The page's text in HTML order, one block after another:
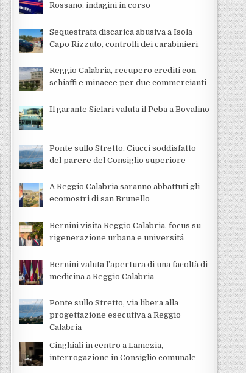
Rossano, indagini in corso
Sequestrata discarica abusiva a Isola
Capo Rizzuto, controlli dei carabinieri
Reggio Calabria, recupero crediti con
schiaffi e minacce per due commercianti
Il garante Siclari valuta il Peba a Bovalino
Ponte sullo Stretto, Ciucci soddisfatto
del parere del Consiglio superiore
A Reggio Calabria saranno abbattuti gli
ecomostri di san Brunello
Bernini visita Reggio Calabria, focus su
rigenerazione urbana e universitá
Bernini valuta l’apertura di una facoltà di
medicina a Reggio Calabria
Ponte sullo Stretto, via libera alla
progettazione esecutiva a Reggio
Calabria
Cinghiali in centro a Lamezia,
interrogazione in Consiglio comunale